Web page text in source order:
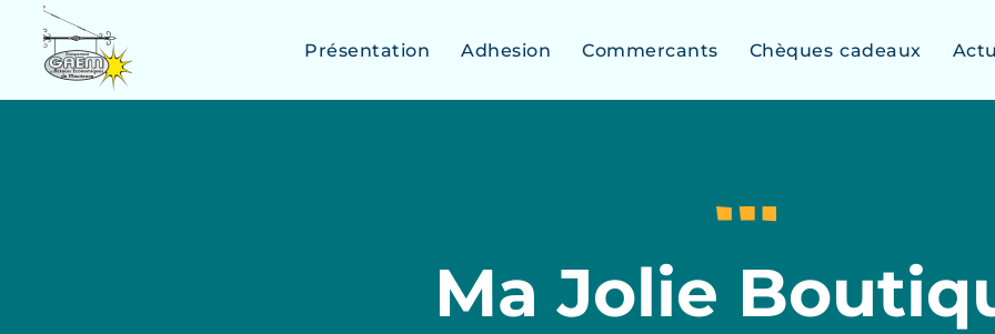
Présentation Adhesion Commercants Chèques cadeaux
Ma Jolie